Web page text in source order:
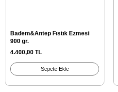
Badem&Antep Fıstık Ezmesi
900 gr.
4.400,00 TL
Sepete Ekle